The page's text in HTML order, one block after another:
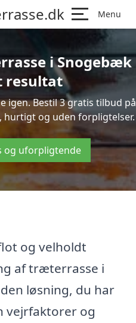
Menu
i Snogebæk
resultat
igen. Bestil 3 gratis tilbud på
hurtigt og uden forpligtelser.
og uforpligtende
og velholdt
af træterrasse i
løsning, du har
vejrfaktorer og